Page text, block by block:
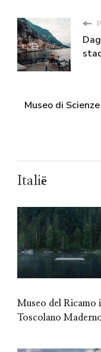
Museo di
Italië
Museo del Ricamo
Toscolano